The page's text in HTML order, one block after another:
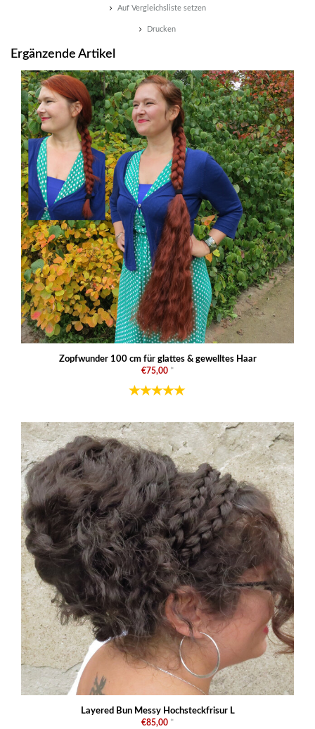
Auf Vergleichsliste setzen
Drucken
Ergänzende Artikel
Zopfwunder 100 cm für glattes & gewelltes Haar
€75,00 *
Layered Bun Messy Hochsteckfrisur L
€85,00 *